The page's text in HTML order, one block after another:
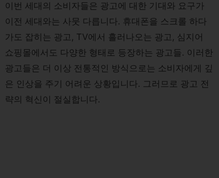
이번 세대의 소비자들은 광고에 대한 기대와 요구가
이전 세대와는 사뭇 다릅니다. 휴대폰을 스크롤 하다
가도 잡히는 광고, TV에서 흘러나오는 광고, 심지어
쇼핑몰에서도 다양한 형태로 등장하는 광고들. 이러한
광고들은 더 이상 전통적인 방식으로는 소비자에게 깊
은 인상을 주기 어려운 상황입니다. 그러므로 광고 전
략의 혁신이 절실합니다.